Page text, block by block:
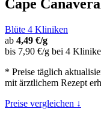
Cape
Blüte 4 Kliniken
ab 4,49 €/g
bis 7,90 €/g bei 4
* Preise täglich
mit ärztlichem Rezept
Preise vergleichen ↓